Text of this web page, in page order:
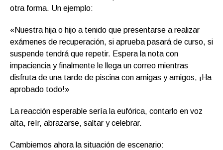
otra forma. Un ejemplo:
«Nuestra hija o hijo a tenido que presentarse a realizar
exámenes de recuperación, si aprueba pasará de curso, si
suspende tendrá que repetir. Espera la nota con
impaciencia y finalmente le llega un correo mientras
disfruta de una tarde de piscina con amigas y amigos, ¡Ha
aprobado todo!»
La reacción esperable sería la eufórica, contarlo en voz
alta, reír, abrazarse, saltar y celebrar.
Cambiemos ahora la situación de escenario: